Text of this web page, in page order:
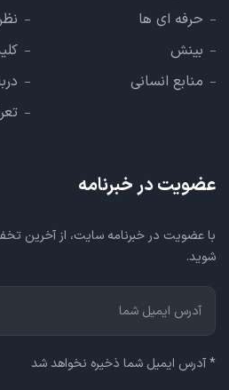
حرفه ای ها
بینش
منابع انسانی
عضویت در خبرنامه
با عضویت در خبرنامه سایت، از آخرین
شوید.
* آدرس ایمیل شما ذخیره نخواهد شد